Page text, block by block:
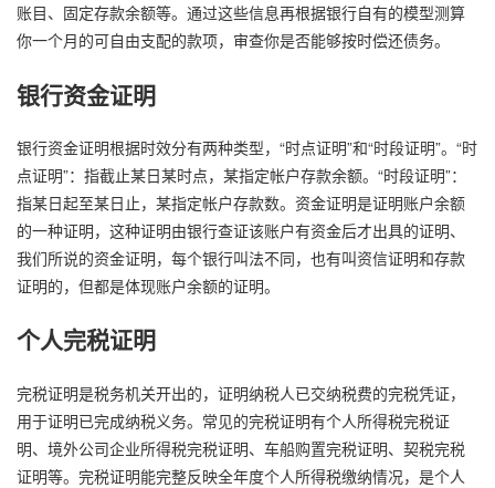
账目、固定存款余额等。通过这些信息再根据银行自有的模型测算
你一个月的可自由支配的款项，审查你是否能够按时偿还债务。
银行资金证明
银行资金证明根据时效分有两种类型，“时点证明”和“时段证明”。“时
点证明”：指截止某日某时点，某指定帐户存款余额。“时段证明”：
指某日起至某日止，某指定帐户存款数。资金证明是证明账户余额
的一种证明，这种证明由银行查证该账户有资金后才出具的证明、
我们所说的资金证明，每个银行叫法不同，也有叫资信证明和存款
证明的，但都是体现账户余额的证明。
个人完税证明
完税证明是税务机关开出的，证明纳税人已交纳税费的完税凭证，
用于证明已完成纳税义务。常见的完税证明有个人所得税完税证
明、境外公司企业所得税完税证明、车船购置完税证明、契税完税
证明等。完税证明能完整反映全年度个人所得税缴纳情况，是个人